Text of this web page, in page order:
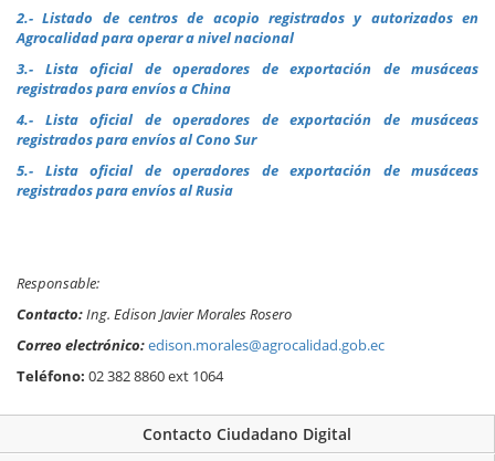
2.- Listado de centros de acopio registrados y autorizados en
Agrocalidad para operar a nivel nacional
3.- Lista oficial de operadores de exportación de musáceas
registrados para envíos a China
4.- Lista oficial de operadores de exportación de musáceas
registrados para envíos al Cono Sur
5.- Lista oficial de operadores de exportación de musáceas
registrados para envíos al Rusia
Responsable:
Contacto:Ing. Edison Javier Morales Rosero
Correo electrónico:edison.morales@agrocalidad.gob.ec
Teléfono: 02 382 8860 ext 1064
Contacto Ciudadano Digital